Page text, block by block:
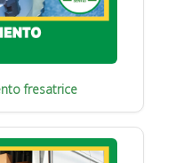
fresatrice